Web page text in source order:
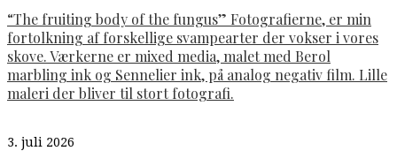
“The fruiting body of the fungus” Fotografierne, er min
fortolkning af forskellige svampearter der vokser i vores
skove. Værkerne er mixed media, malet med Berol
marbling ink og Sennelier ink, på analog negativ film. Lille
maleri der bliver til stort fotografi.
3. juli 2026